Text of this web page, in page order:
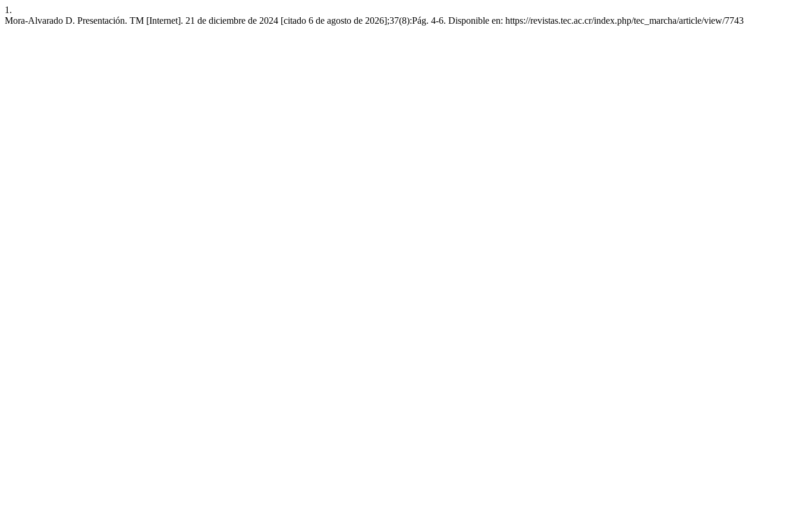
1.
Mora-Alvarado D. Presentación. TM [Internet]. 21 de diciembre de 2024 [citado 6 de agosto de 2026];37(8):Pág. 4-6. Disponible en: https://revistas.tec.ac.cr/index.php/tec_marcha/article/view/7743